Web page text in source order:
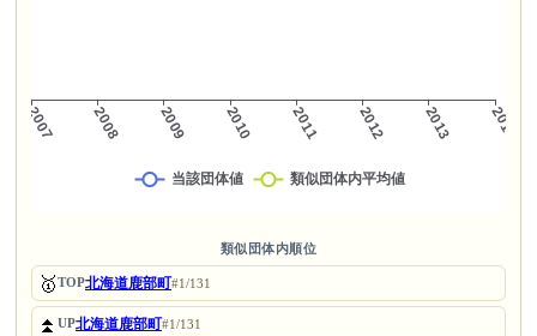
類似団体内順位
🥇TOP北海道鹿部町#1/131
⏫UP北海道鹿部町#1/131